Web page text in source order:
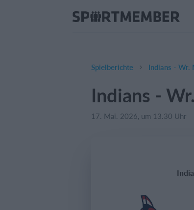
Spielberichte Indians - Wr.
Indians -
17. Mai. 2026, um 13.30 Uhr